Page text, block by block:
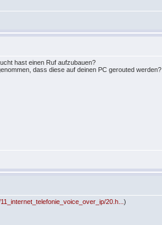
hast einen Ruf aufzubauen?
dass diese auf deinen PC gerouted werden?
20.h...)